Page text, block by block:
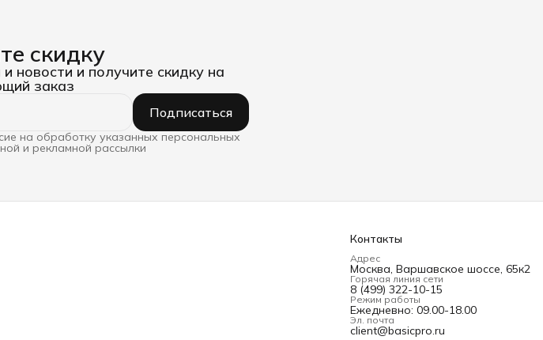
скидку
новости и получите скидку на
заказ
Подписаться
на обработку указанных персональных
и рекламной рассылки
Контакты
Адрес
Москва, Варшавское шоссе, 65к2
Горячая линия сети
8 (499) 322-10-15
Режим работы
Ежедневно: 09.00-18.00
Эл. почта
client@basicpro.ru